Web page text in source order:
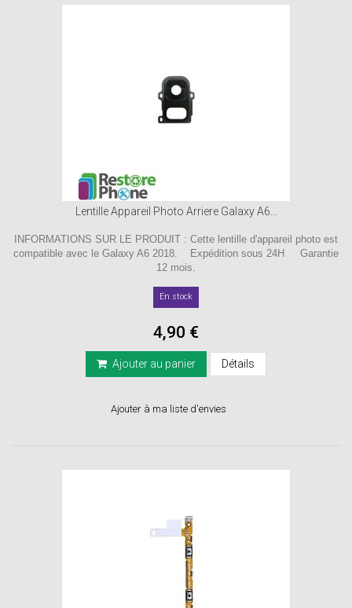
Lentille Appareil Photo Arriere Galaxy A6...
INFORMATIONS SUR LE PRODUIT : Cette lentille d'appareil photo est
compatible avec le Galaxy A6 2018. Expédition sous 24H Garantie
12 mois.
En stock
4,90 €
Ajouter au panier Détails
Ajouter à ma liste d'envies